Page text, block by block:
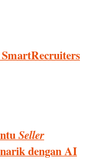
Seller
dengan AI